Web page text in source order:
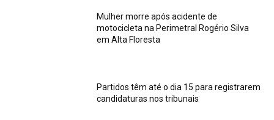
Mulher morre após acidente de
motocicleta na Perimetral Rogério Silva
em Alta Floresta
Partidos têm até o dia 15 para registrarem
candidaturas nos tribunais